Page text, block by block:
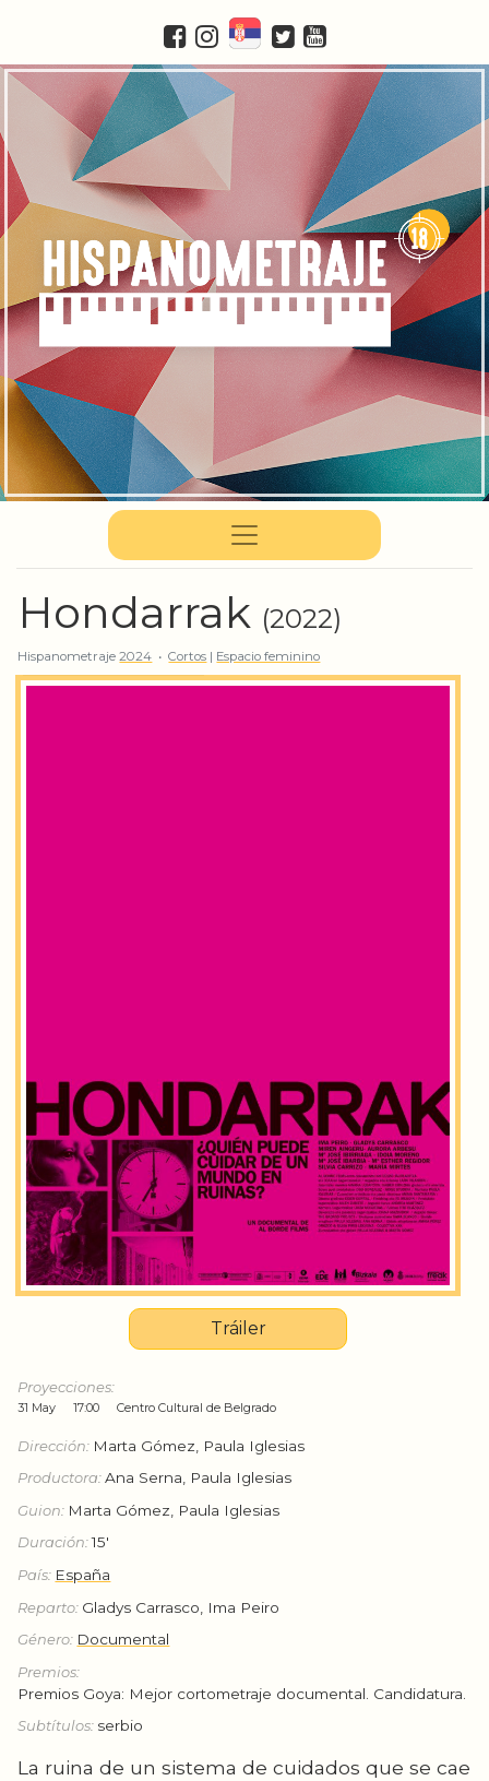
Hondarrak (2022)
Hispanometraje2024 •Cortos | Espacio feminino
Tráiler
Proyecciones:
31 May 17:00 Centro Cultural de Belgrado
Dirección: Marta Gómez, Paula Iglesias
Productora:Ana Serna, Paula Iglesias
Guion: Marta Gómez, Paula Iglesias
Duración:15'
País: España
Reparto: Gladys Carrasco, Ima Peiro
Género: Documental
Premios:
Premios Goya: Mejor cortometraje documental. Candidatura.
Subtítulos: serbio
La ruina de un sistema de cuidados que se cae